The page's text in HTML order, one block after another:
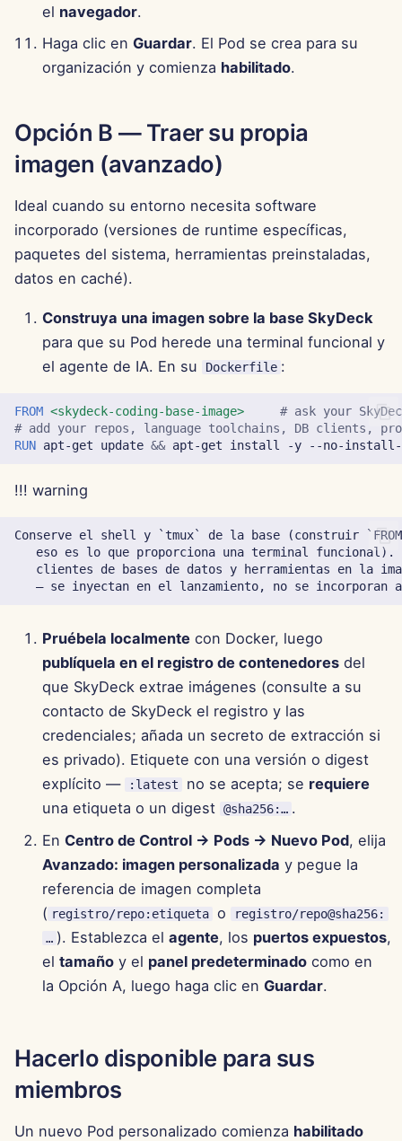
11 de abril de 2025
4 de abril de 2025
21 de marzo de 2025
7 de marzo de 2025
28 de febrero de 2025
21 de febrero de 2025
14 de febrero de 2025
7 de febrero de 2025
31 de enero de 2025
24 de enero de 2025
17 de enero de 2025
10 de enero de 2025
27 de diciembre de 2024
20 de diciembre de 2024
13 de diciembre de 2024
6 de diciembre de 2024
29 de noviembre de 2024
22 de noviembre de 2024
15 de noviembre de 2024
8 de noviembre de 2024
25 de octubre de 2024
el navegador.
Haga clic en Guardar. El Pod se crea para su
organización y comienza habilitado.
Opción B — Traer su propia
imagen (avanzado)
Ideal cuando su entorno necesita software
incorporado (versiones de runtime específicas,
paquetes del sistema, herramientas preinstaladas,
datos en caché).
Construya una imagen sobre la base SkyDeck
para que su Pod herede una terminal funcional y
el agente de IA. En su
Dockerfile :
FROM <skydeck-coding-base-image>
# ask your
# add your repos, language toolchains, DB clients,
RUN apt-get update && apt-get install -y --no-install-
!!! warning
Conserve el shell y `tmux` de la base (construir
eso es lo que proporciona una terminal
clientes de bases de datos y herramientas en la
Pruébela localmentecon Docker, luego
publíquela en el registro de contenedoresdel
que SkyDeck extrae imágenes (consulte a su
contacto de SkyDeck el registro y las
credenciales; añada un secreto de extracción si
es privado). Etiquete con una versión o digest
explícito —
:latest no se acepta; se requiere
una etiqueta o un digest @sha256:… .
En Centro de Control → Pods → Nuevo Pod, elija
Avanzado: imagen personalizada y pegue la
referencia de imagen completa
( registro/repo:etiqueta o
registro/repo@sha256:
… ). Establezca el agente, los puertos expuestos,
el tamañoy el panel predeterminadocomo en
la Opción A, luego haga clic en Guardar.
Hacerlo disponible para sus
miembros
Un nuevo Pod personalizado comienza habilitado